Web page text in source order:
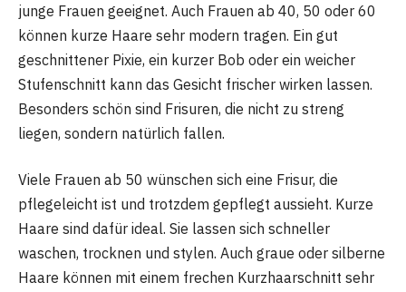
junge Frauen geeignet. Auch Frauen ab 40, 50 oder 60
können kurze Haare sehr modern tragen. Ein gut
geschnittener Pixie, ein kurzer Bob oder ein weicher
Stufenschnitt kann das Gesicht frischer wirken lassen.
Besonders schön sind Frisuren, die nicht zu streng
liegen, sondern natürlich fallen.
Viele Frauen ab 50 wünschen sich eine Frisur, die
pflegeleicht ist und trotzdem gepflegt aussieht. Kurze
Haare sind dafür ideal. Sie lassen sich schneller
waschen, trocknen und stylen. Auch graue oder silberne
Haare können mit einem frechen Kurzhaarschnitt sehr